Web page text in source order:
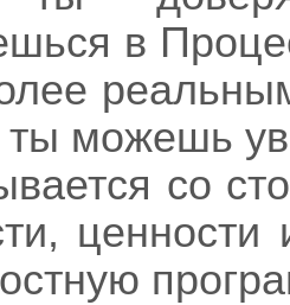
в
можешь
со